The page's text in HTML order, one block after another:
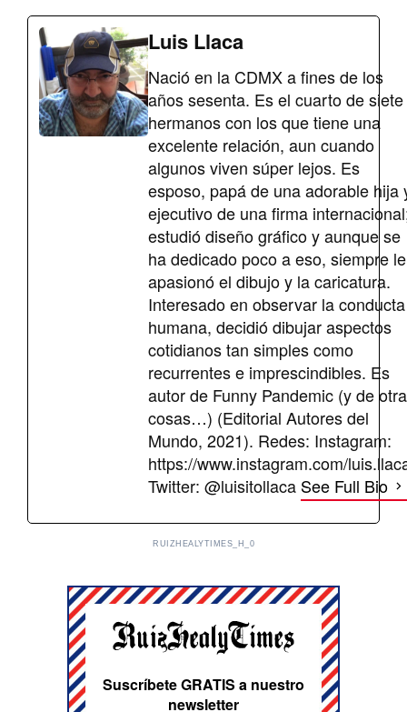
Luis Llaca
Nació en la CDMX a fines de los
años sesenta. Es el cuarto de siete
hermanos con los que tiene una
excelente relación, aun cuando
algunos viven súper lejos. Es
esposo, papá de una adorable hija
ejecutivo de una firma
estudió diseño gráfico y aunque se
ha dedicado poco a eso, siempre le
apasionó el dibujo y la caricatura.
Interesado en observar la conducta
humana, decidió dibujar aspectos
cotidianos tan simples como
recurrentes e imprescindibles. Es
autor de Funny Pandemic (y de
cosas…) (Editorial Autores del
Mundo, 2021). Redes: Instagram:
https://www.instagram.com/
Twitter: @luisitollaca See Full Bio
RUIZHEALYTIMES_H_0
Suscríbete GRATIS a nuestro
newsletter